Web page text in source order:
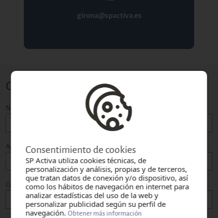
girona@spactiva.es
Contacta con nosotros
Nombre
Apellidos
Contacto
Correo electrònico
Consentimiento de cookies
SP Activa utiliza cookies técnicas, de
personalización y análisis, propias y de terceros,
que tratan datos de conexión y/o dispositivo, así
como los hábitos de navegación en internet para
analizar estadísticas del uso de la web y
personalizar publicidad según su perfil de
navegación.Obtener más información